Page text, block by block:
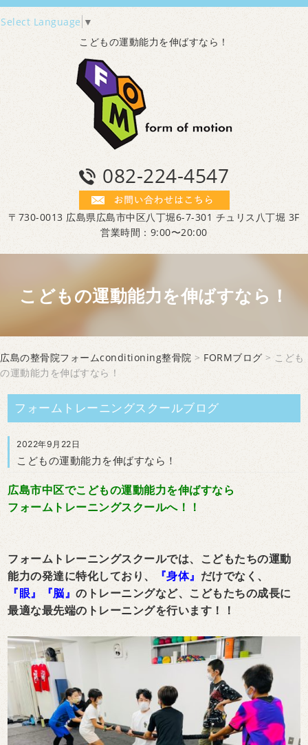
Select Language ▼
こどもの運動能力を伸ばすなら！
082-224-4547
〒730-0013 広島県広島市中区八丁堀6-7-301 チュリス八丁堀 3F
営業時間：9:00〜20:00
こどもの運動能力を伸ばすなら！
広島の整骨院フォームconditioning整骨院 > FORMブログ > こども
の運動能力を伸ばすなら！
フォームトレーニングスクールブログ
2022年9月22日
こどもの運動能力を伸ばすなら！
広島市中区でこどもの運動能力を伸ばすなら
フォームトレーニングスクールへ！！
フォームトレーニングスクールでは、こどもたちの運動
能力の発達に特化しており、
『身体』 だけでなく、
『眼』『脳』のトレーニングなど、こどもたちの成長に
最適な最先端のトレーニングを行います！！